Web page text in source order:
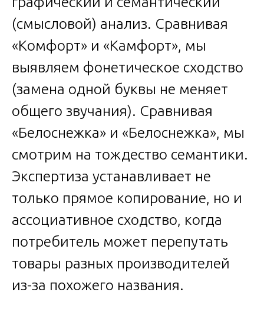
(смысловой) анализ. Сравнивая
«Комфорт» и «Камфорт», мы
выявляем фонетическое сходство
(замена одной буквы не меняет
общего звучания). Сравнивая
«Белоснежка» и «Белоснежка», мы
смотрим на тождество семантики.
Экспертиза устанавливает не
только прямое копирование, но и
ассоциативное сходство, когда
потребитель может перепутать
товары разных производителей
из-за похожего названия.